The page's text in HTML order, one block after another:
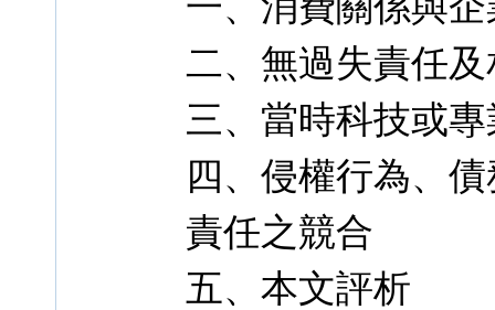
二、無過失責任
三、當時科技或
四、侵權行為、
責任之競合
五、本文評析